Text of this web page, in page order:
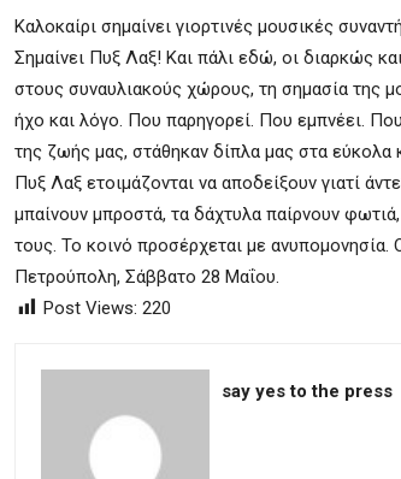
Καλοκαίρι σημαίνει γιορτινές μουσικές
Σημαίνει Πυξ Λαξ! Και πάλι εδώ, οι διαρκώς
στους συναυλιακούς χώρους, τη σημασία της
ήχο και λόγο. Που παρηγορεί. Που εμπνέει.
της ζωής μας, στάθηκαν δίπλα μας στα
Πυξ Λαξ ετοιμάζονται να αποδείξουν γιατί
μπαίνουν μπροστά, τα δάχτυλα παίρνουν
τους. Το κοινό προσέρχεται με
Πετρούπολη, Σάββατο 28 Μαΐου.
Post Views: 220
say yes to the press